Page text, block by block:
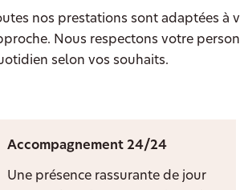
nos prestations sont adaptées
Nous respectons votre
selon vos souhaits.
Accompagnement 24/24
Une présence rassurante de jour